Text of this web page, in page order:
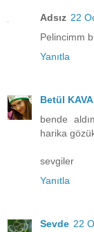
Adsız 22
Pelincimm
Yanıtla
Betül
bende
harika
sevgiler
Yanıtla
Sevde 22